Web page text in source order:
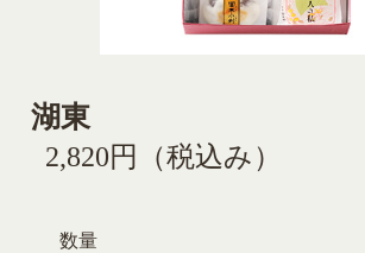
湖東
2,820円 （税込み）
数量